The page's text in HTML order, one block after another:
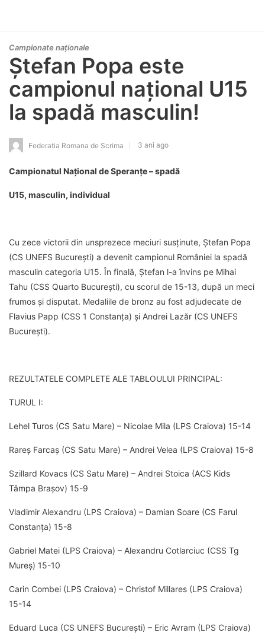
Campionate naționale
Ștefan Popa este
campionul național U15
la spadă masculin!
Federatia Romana de Scrima 3 ani ago
Campionatul Național de Speranțe – spadă
U15, masculin, individual
Cu zece victorii din unsprezece meciuri susținute, Ștefan Popa
(CS UNEFS București) a devenit campionul României la spadă
masculin categoria U15. În finală, Ștefan l-a învins pe Mihai
Tahu (CSS Quarto București), cu scorul de 15-13, după un meci
frumos și disputat. Medaliile de bronz au fost adjudecate de
Flavius Papp (CSS 1 Constanța) și Andrei Lazăr (CS UNEFS
București).
REZULTATELE COMPLETE ALE TABLOULUI PRINCIPAL:
TURUL I:
Lehel Turos (CS Satu Mare) – Nicolae Mila (LPS Craiova) 15-14
Rareș Farcaș (CS Satu Mare) – Andrei Velea (LPS Craiova) 15-8
Szillard Kovacs (CS Satu Mare) – Andrei Stoica (ACS Kids
Tâmpa Brașov) 15-9
Vladimir Alexandru (LPS Craiova) – Damian Soare (CS Farul
Constanța) 15-8
Gabriel Matei (LPS Craiova) – Alexandru Cotlarciuc (CSS Tg
Mureș) 15-10
Carin Combei (LPS Craiova) – Christof Millares (LPS Craiova)
15-14
Eduard Luca (CS UNEFS București) – Eric Avram (LPS Craiova)